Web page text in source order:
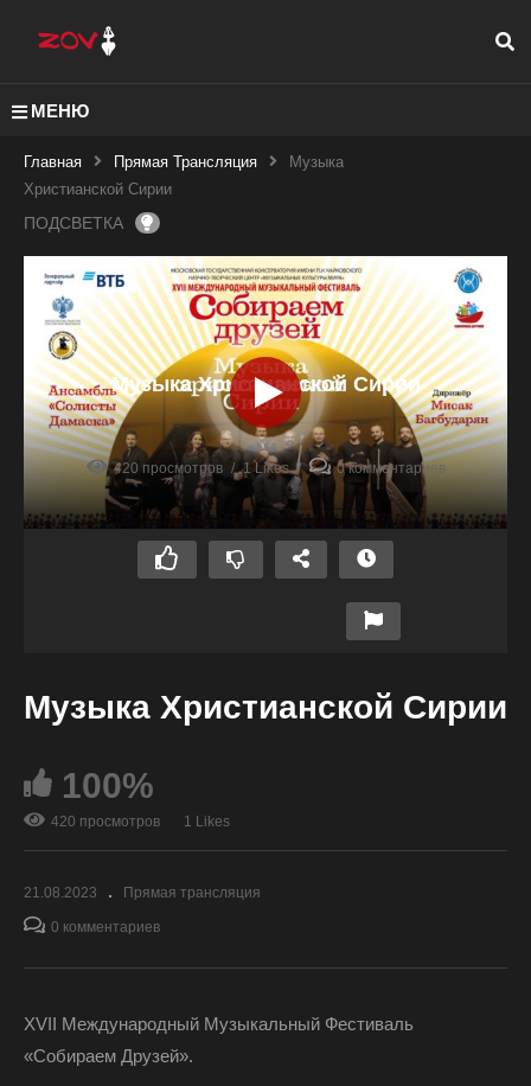
МЕНЮ
Главная Прямая Трансляция
Музыка
Христианской Сирии
ПОДСВЕТКА
Музыка Христианской Сирии
420 просмотров 1 Likes 0 комментариев
Музыка Христианской Сирии
100%
420 просмотров 1 Likes
21.08.2023 Прямая трансляция
0 комментариев
XVII Международный Музыкальный Фестиваль
«Собираем Друзей».